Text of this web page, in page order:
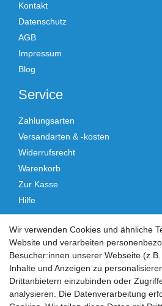
Kontakt
Datenschutz
AGB
Impressum
Blog
Service
Zahlungsarten
Versandarten & -kosten
Widerrufsrecht
Warenkorb
Zur Kasse
Hilfe
Vertrag widerrufen
Social Media
Facebook Instagram
Wir verwenden Cookies und ähnliche
Website und verarbeiten
Besucher:innen unserer Webseite
Inhalte und Anzeigen zu
Drittanbietern einzubinden oder
analysieren. Die Datenverarbeitung